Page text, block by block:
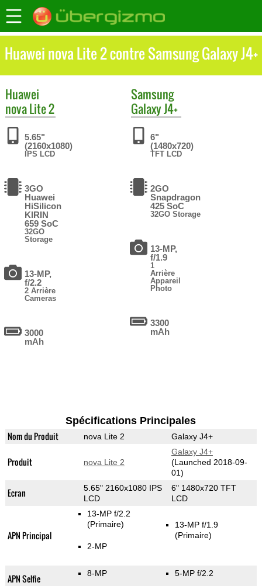
Huawei nova Lite 2 contre Samsung Galaxy J4+
Huawei
nova Lite 2
5.65"
(2160x1080)
IPS LCD
3GO
Huawei
HiSilicon
KIRIN
659 SoC
32GO
Storage
13-MP,
f/2.2
2 Arrière
Cameras
3000
mAh
Samsung
Galaxy J4+
6"
(1480x720)
TFT LCD
2GO
Snapdragon
425 SoC
32GO Storage
13-MP,
f/1.9
1
Arrière
Appareil
Photo
3300
mAh
Spécifications Principales
Nom du Produit nova Lite 2 Galaxy J4+
Produit nova Lite 2
Galaxy J4+
(Launched 2018-09-
01)
Ecran
5.65" 2160x1080 IPS
LCD
6" 1480x720 TFT
LCD
APN Principal
13-MP f/2.2
(Primaire)
2-MP
13-MP f/1.9
(Primaire)
APN Selfie 8-MP 5-MP f/2.2